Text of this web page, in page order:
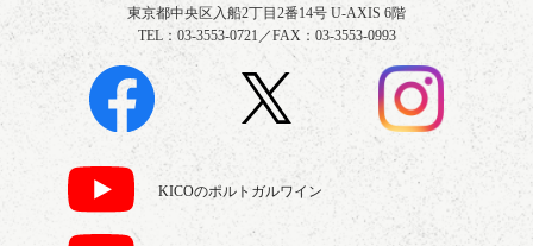
東京都中央区入船2丁目2番14号 U-AXIS 6階
TEL：03-3553-0721／FAX：03-3553-0993
KICOのポルトガルワイン